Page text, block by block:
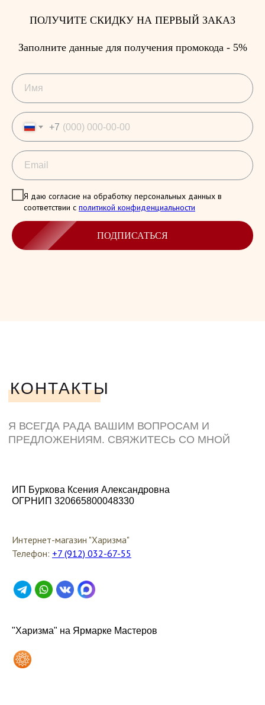
ПОЛУЧИТЕ СКИДКУ НА ПЕРВЫЙ ЗАКАЗ
Заполните данные для получения промокода - 5%
+7
Я даю согласие на обработку персональных данных в
соответствии с политикой конфиденциальности
ПОДПИСАТЬСЯ
ИП Буркова Ксения Александровна
ОГРНИП 320665800048330
Интернет-магазин "Харизма"
Телефон: +7 (912) 032-67-55
"Харизма" на Ярмарке Мастеров